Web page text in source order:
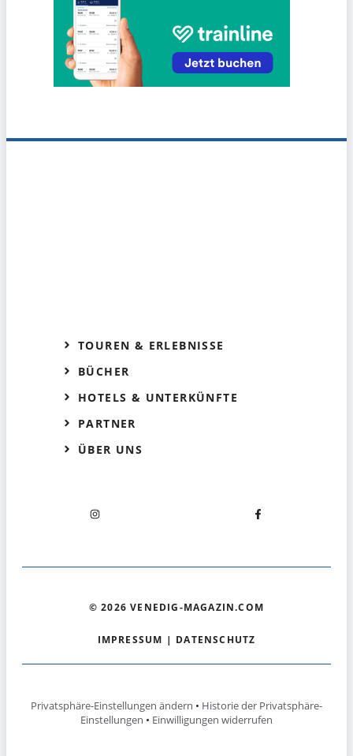
TOUREN & ERLEBNISSE
BÜCHER
HOTELS & UNTERKÜNFTE
PARTNER
ÜBER UNS
© 2026 VENEDIG-MAGAZIN.COM
IMPRESSUM | DATENSCHUTZ
Privatsphäre-Einstellungen ändern • Historie der Privatsphäre-
Einstellungen • Einwilligungen widerrufen